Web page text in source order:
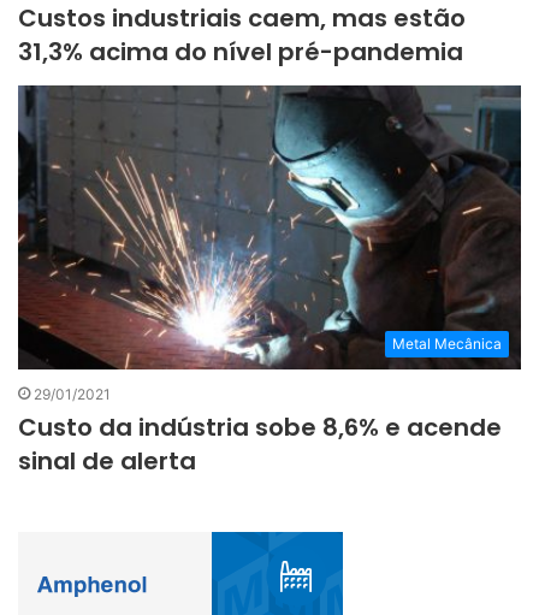
Custos industriais caem, mas estão
31,3% acima do nível pré-pandemia
Metal Mecânica
29/01/2021
Custo da indústria sobe 8,6% e acende
sinal de alerta